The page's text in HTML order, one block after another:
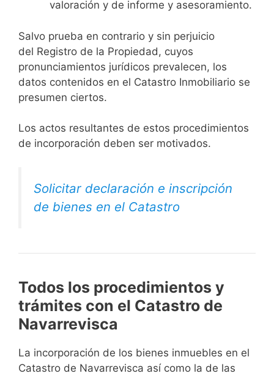
valoración y de informe y asesoramiento.
Salvo prueba en contrario y sin perjuicio
del Registro de la Propiedad, cuyos
pronunciamientos jurídicos prevalecen, los
datos contenidos en el Catastro Inmobiliario se
presumen ciertos.
Los actos resultantes de estos procedimientos
de incorporación deben ser motivados.
Solicitar declaración e inscripción
de bienes en el Catastro
Todos los procedimientos y
trámites con el Catastro de
Navarrevisca
La incorporación de los bienes inmuebles en el
Catastro de Navarrevisca así como la de las